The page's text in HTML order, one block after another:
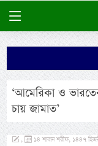
‘আমেরিকা ও
চায় জামাত’
,
১৪ শাবান শরীফ, ১৪৪৭